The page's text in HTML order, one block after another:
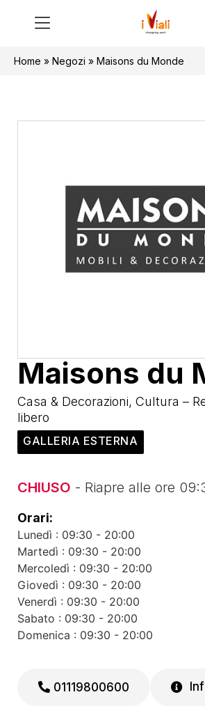
Home » Negozi » Maisons du Monde
Maisons du
Casa & Decorazioni, Cultura –
libero
CHIUSO - Riapre alle ore
Orari:
Lunedì : 09:30 - 20:00
Martedì : 09:30 - 20:00
Mercoledì : 09:30 - 20:00
Giovedì : 09:30 - 20:00
Venerdì : 09:30 - 20:00
Sabato : 09:30 - 20:00
Domenica : 09:30 - 20:00
01119800600